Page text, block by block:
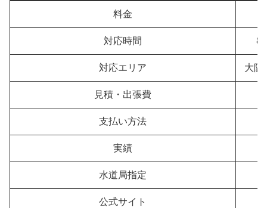
料金
対応時間
対応エリア 大阪
見積・出張費
支払い方法
実績
水道局指定
公式サイト